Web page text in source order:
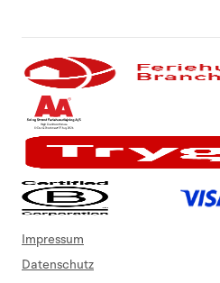
Impressum
Datenschutz